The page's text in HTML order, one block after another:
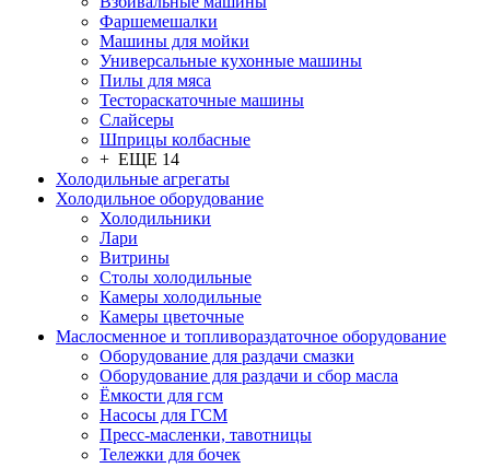
Фаршемешалки
Машины для мойки
Универсальные кухонные машины
Пилы для мяса
Тестораскаточные машины
Слайсеры
Шприцы колбасные
+ ЕЩЕ 14
Холодильные агрегаты
Холодильное оборудование
Холодильники
Лари
Витрины
Столы холодильные
Камеры холодильные
Камеры цветочные
Маслосменное и топливораздаточное оборудование
Оборудование для раздачи смазки
Оборудование для раздачи и сбор масла
Ёмкости для гсм
Насосы для ГСМ
Пресс-масленки, тавотницы
Тележки для бочек